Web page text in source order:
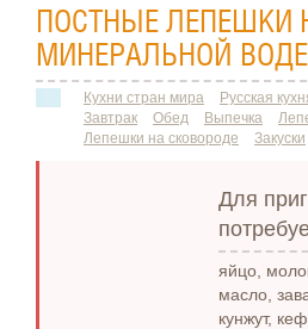
ПОСТНЫЕ ЛЕПЕШКИ
МИНЕРАЛЬНОЙ
Кухни стран мира Русская
Завтрак
Обед Выпечка
Лепешки на сковороде
Закуски
Для
яйцо,
масло,
кунжут,